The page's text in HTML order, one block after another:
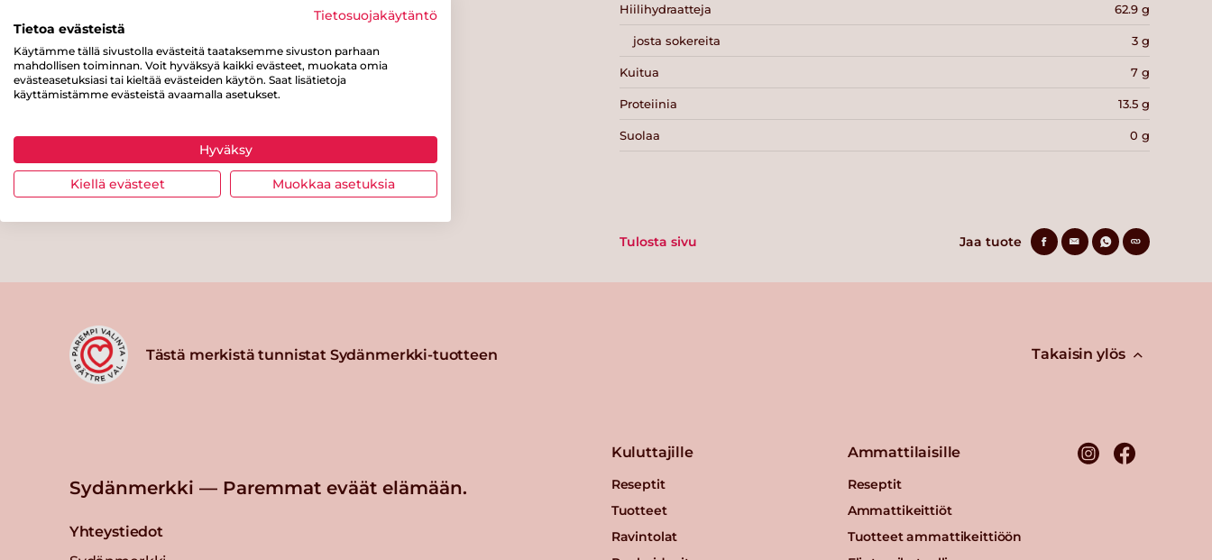
Hiilihydraatteja 62.9 g
josta sokereita 3 g
Kuitua 7 g
Proteiinia 13.5 g
Suolaa 0 g
Tulosta sivu Jaa tuote
Tästä merkistä tunnistat Sydänmerkki-tuotteen Takaisin ylös
Sydänmerkki — Paremmat eväät elämään.
Yhteystiedot
Kuluttajille
Reseptit
Tuotteet
Ravintolat
Ammattilaisille
Reseptit
Ammattikeittiöt
Tuotteet ammattikeittiöön
Tietosuojakäytäntö
Tietoa evästeistä
Käytämme tällä sivustolla evästeitä taataksemme sivuston parhaan
mahdollisen toiminnan. Voit hyväksyä kaikki evästeet, muokata omia
evästeasetuksiasi tai kieltää evästeiden käytön. Saat lisätietoja
käyttämistämme evästeistä avaamalla asetukset.
Hyväksy
Kiellä evästeet Muokkaa asetuksia